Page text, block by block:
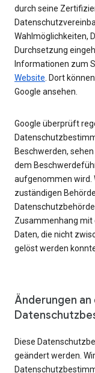
durch seine
Wahlmöglichkeiten,
Durchsetzung
Informationen zum
Website . Dort
Google ansehen.
Google überprüft
Beschwerden,
dem
aufgenommen wird.
zuständigen
Zusammenhang mit
Daten, die nicht
gelöst werden
Änderungen an
Diese
geändert werden.